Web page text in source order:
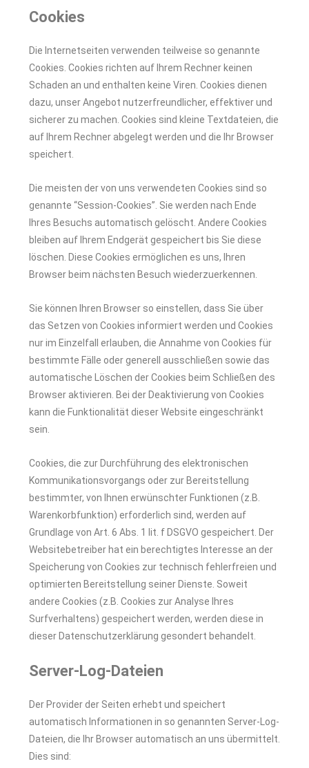
Cookies
Die Internetseiten verwenden teilweise so genannte
Cookies. Cookies richten auf Ihrem Rechner keinen
Schaden an und enthalten keine Viren. Cookies dienen
dazu, unser Angebot nutzerfreundlicher, effektiver und
sicherer zu machen. Cookies sind kleine Textdateien, die
auf Ihrem Rechner abgelegt werden und die Ihr Browser
speichert.
Die meisten der von uns verwendeten Cookies sind so
genannte “Session-Cookies”. Sie werden nach Ende
Ihres Besuchs automatisch gelöscht. Andere Cookies
bleiben auf Ihrem Endgerät gespeichert bis Sie diese
löschen. Diese Cookies ermöglichen es uns, Ihren
Browser beim nächsten Besuch wiederzuerkennen.
Sie können Ihren Browser so einstellen, dass Sie über
das Setzen von Cookies informiert werden und Cookies
nur im Einzelfall erlauben, die Annahme von Cookies für
bestimmte Fälle oder generell ausschließen sowie das
automatische Löschen der Cookies beim Schließen des
Browser aktivieren. Bei der Deaktivierung von Cookies
kann die Funktionalität dieser Website eingeschränkt
sein.
Cookies, die zur Durchführung des elektronischen
Kommunikationsvorgangs oder zur Bereitstellung
bestimmter, von Ihnen erwünschter Funktionen (z.B.
Warenkorbfunktion) erforderlich sind, werden auf
Grundlage von Art. 6 Abs. 1 lit. f DSGVO gespeichert. Der
Websitebetreiber hat ein berechtigtes Interesse an der
Speicherung von Cookies zur technisch fehlerfreien und
optimierten Bereitstellung seiner Dienste. Soweit
andere Cookies (z.B. Cookies zur Analyse Ihres
Surfverhaltens) gespeichert werden, werden diese in
dieser Datenschutzerklärung gesondert behandelt.
Server-Log-Dateien
Der Provider der Seiten erhebt und speichert
automatisch Informationen in so genannten Server-Log-
Dateien, die Ihr Browser automatisch an uns übermittelt.
Dies sind: